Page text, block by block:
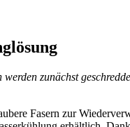
werden zunächst
Fasern zur